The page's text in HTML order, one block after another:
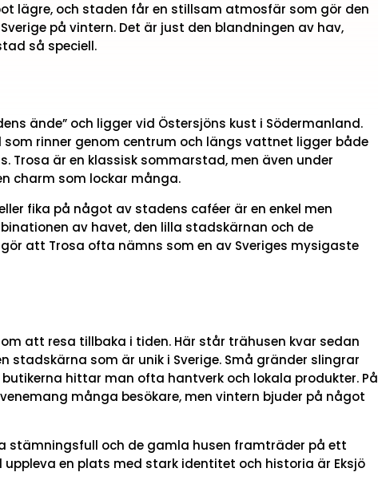
lägre, och staden får en stillsam atmosfär som gör den
på vintern. Det är just den blandningen av hav,
så speciell.
ände” och ligger vid Östersjöns kust i Södermanland.
som rinner genom centrum och längs vattnet ligger både
Trosa är en klassisk sommarstad, men även under
charm som lockar många.
fika på något av stadens caféer är en enkel men
av havet, den lilla stadskärnan och de
att Trosa ofta nämns som en av Sveriges mysigaste
att resa tillbaka i tiden. Här står trähusen kvar sedan
stadskärna som är unik i Sverige. Små gränder slingrar
hittar man ofta hantverk och lokala produkter. På
många besökare, men vintern bjuder på något
stämningsfull och de gamla husen framträder på ett
uppleva en plats med stark identitet och historia är Eksjö